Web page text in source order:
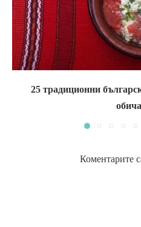
25 традиционни
Коментарите